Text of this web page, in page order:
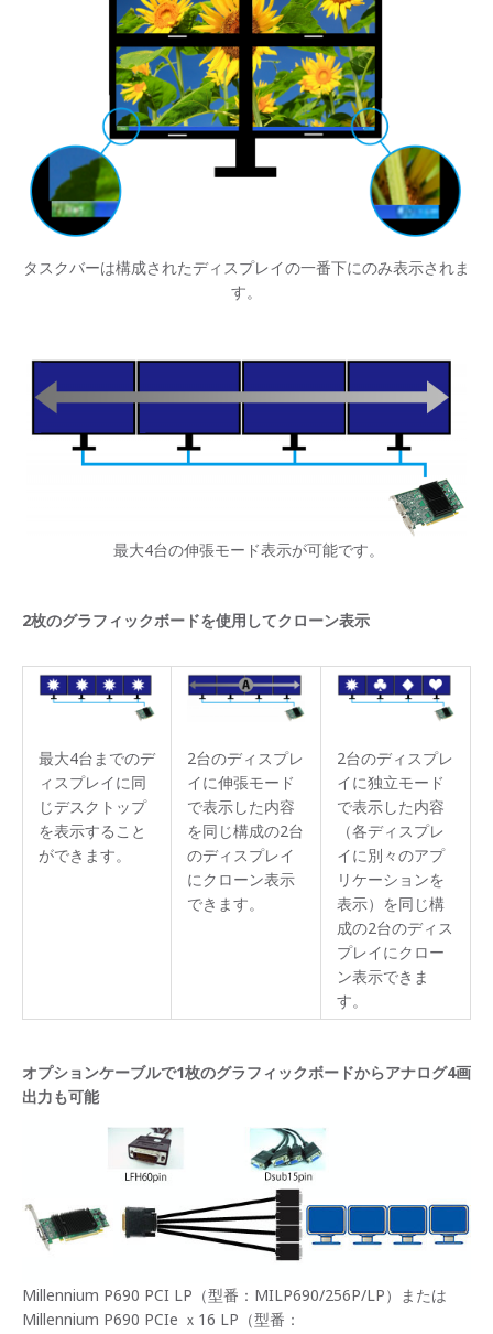
タスクバーは構成されたディスプレイの一番下にのみ表示されま
す。
最大4台の伸張モード表示が可能です。
2枚のグラフィックボードを使用してクローン表示
最大4台までのデ
ィスプレイに同
じデスクトップ
を表示すること
ができます。
2台のディスプレ
イに伸張モード
で表示した内容
を同じ構成の2台
のディスプレイ
にクローン表示
できます。
2台のディスプレ
イに独立モード
で表示した内容
（各ディスプレ
イに別々のアプ
リケーションを
表示）を同じ構
成の2台のディス
プレイにクロー
ン表示できま
す。
オプションケーブルで1枚のグラフィックボードからアナログ4画
出力も可能
Millennium P690 PCI LP（型番：MILP690/256P/LP）または
Millennium P690 PCIe ｘ16 LP（型番：